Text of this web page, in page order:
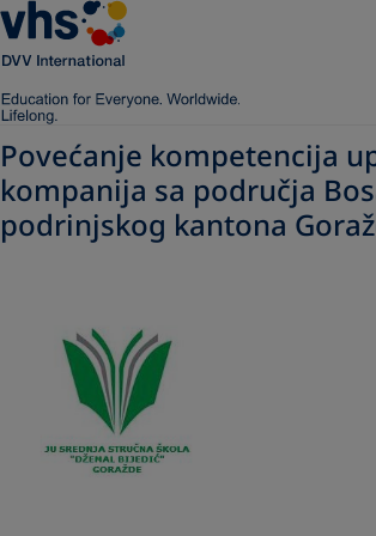
Povećanje kompetencija
kompanija sa područja
podrinjskog kantona